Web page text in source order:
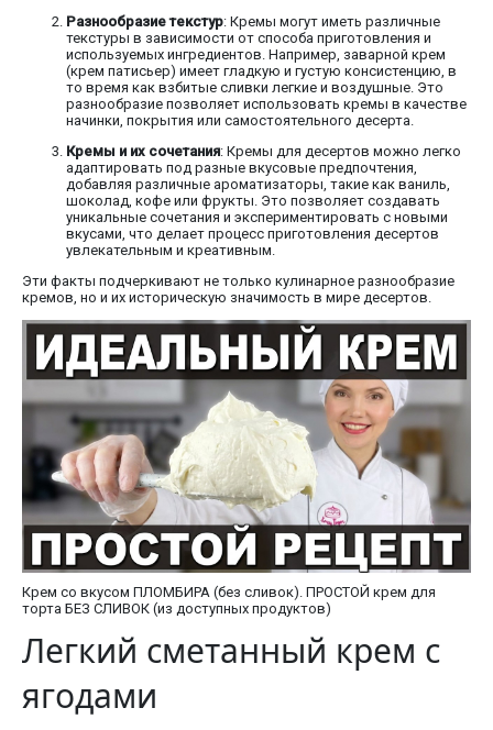
Разнообразие текстур: Кремы могут иметь различные
текстуры в зависимости от способа приготовления и
используемых ингредиентов. Например, заварной крем
(крем патисьер) имеет гладкую и густую консистенцию, в
то время как взбитые сливки легкие и воздушные. Это
разнообразие позволяет использовать кремы в качестве
начинки, покрытия или самостоятельного десерта.
Кремы и их сочетания: Кремы для десертов можно легко
адаптировать под разные вкусовые предпочтения,
добавляя различные ароматизаторы, такие как ваниль,
шоколад, кофе или фрукты. Это позволяет создавать
уникальные сочетания и экспериментировать с новыми
вкусами, что делает процесс приготовления десертов
увлекательным и креативным.
Эти факты подчеркивают не только кулинарное разнообразие
кремов, но и их историческую значимость в мире десертов.
Крем со вкусом ПЛОМБИРА (без сливок). ПРОСТОЙ крем для
торта БЕЗ СЛИВОК (из доступных продуктов)
Легкий сметанный крем с
ягодами